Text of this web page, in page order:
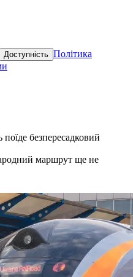
Доступність Політика
безпересадковий
маршрут ще не